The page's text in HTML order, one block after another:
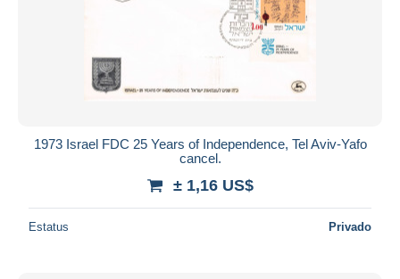
1973 Israel FDC 25 Years of Independence, Tel Aviv-Yafo
cancel.
± 1,16 US$
Estatus Privado